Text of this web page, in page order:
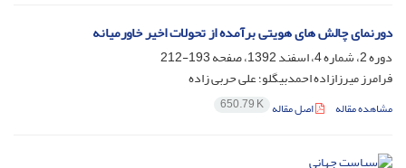
دورنمای چالش های هویتی برآمده از تحولات اخیر خاورمیانه
دوره 2، شماره 4، اسفند 1392، صفحه
193-212
فرامرز میرزازاده احمدبیگلو؛ علی حربی زاده
مشاهده مقاله اصل مقاله 650.79 K